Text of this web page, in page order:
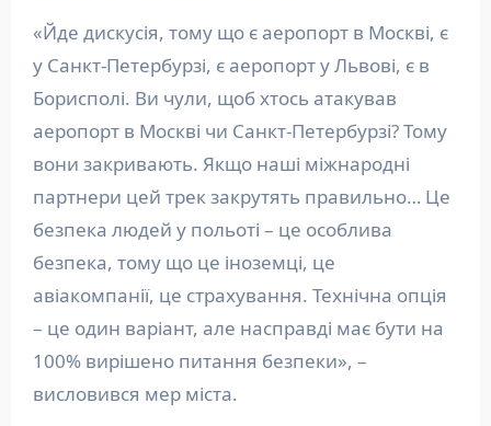
«Йде дискусія, тому що є аеропорт в Москві, є
у Санкт-Петербурзі, є аеропорт у Львові, є в
Борисполі. Ви чули, щоб хтось атакував
аеропорт в Москві чи Санкт-Петербурзі? Тому
вони закривають. Якщо наші міжнародні
партнери цей трек закрутять правильно… Це
безпека людей у польоті – це особлива
безпека, тому що це іноземці, це
авіакомпанії, це страхування. Технічна опція
– це один варіант, але насправді має бути на
100% вирішено питання безпеки», –
висловився мер міста.